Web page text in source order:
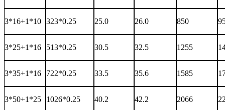
3*16+1*10 323*0.25 25.0 26.0 850
3*25+1*16 513*0.25 30.5 32.5 1255
3*35+1*16 722*0.25 33.5 35.6 1585
3*50+1*25 1026*0.25 40.2 42.2 2066